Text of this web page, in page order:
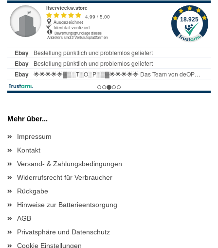
Mehr über...
Impressum
Kontakt
Versand- & Zahlungsbedingungen
Widerrufsrecht für Verbraucher
Rückgabe
Hinweise zur Batterieentsorgung
AGB
Privatsphäre und Datenschutz
Cookie Einstellungen